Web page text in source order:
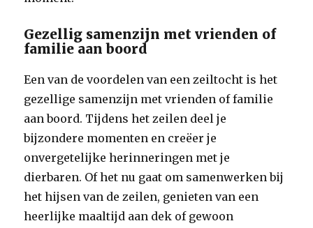
Gezellig samenzijn met vrienden of
familie aan boord
Een van de voordelen van een zeiltocht is het
gezellige samenzijn met vrienden of familie
aan boord. Tijdens het zeilen deel je
bijzondere momenten en creëer je
onvergetelijke herinneringen met je
dierbaren. Of het nu gaat om samenwerken bij
het hijsen van de zeilen, genieten van een
heerlijke maaltijd aan dek of gewoon